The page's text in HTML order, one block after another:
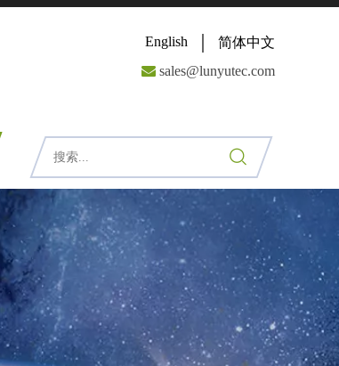
English 简体中文
 sales@lunyutec.com